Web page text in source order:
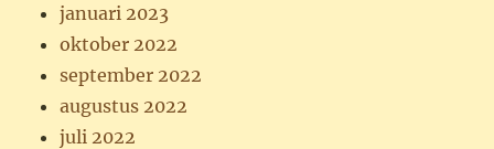
januari 2023
oktober 2022
september 2022
augustus 2022
juli 2022